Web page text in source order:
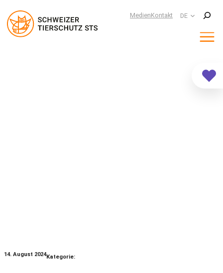
MedienKontakt DE
Suchen
14. August 2024Kategorie: